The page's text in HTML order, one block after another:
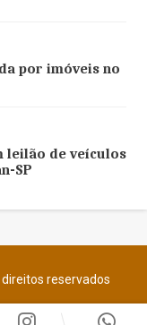
por imóveis no
leilão de veículos
SP
reservados